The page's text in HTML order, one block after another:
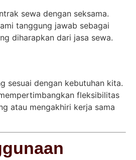
sewa dengan seksama.
tanggung jawab sebagai
diharapkan dari jasa sewa.
sesuai dengan kebutuhan kita.
fleksibilitas
atau mengakhiri kerja sama